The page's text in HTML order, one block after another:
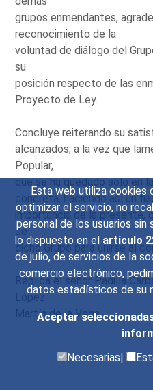
Esta web utiliza cookies
optimizar el servicio, no
personal de los usuarios
lo dispuesto en el artículo
de julio, de servicios de la
comercio electrónico,
datos estadísticos de su
Aceptar
Necesarias|
grupos enmendantes,
reconocimiento de la
voluntad de diálogo del
su
posición respecto de las
Proyecto de Ley.
Concluye reiterando su
alcanzados, a la vez que
Popular,
que se ha quedado solo en
concreta, haciendo así un
importancia de la presente,
de
dicho Grupo para unirse al
Replica el señor Padilla
López
Martín de la Vega.